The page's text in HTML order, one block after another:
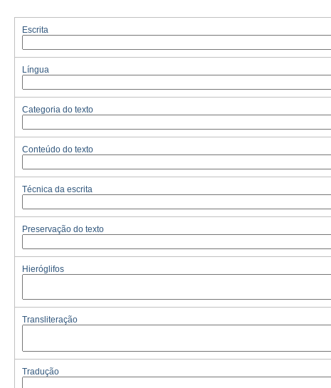
Escrita
Língua
Categoria do texto
Conteúdo do texto
Técnica da escrita
Preservação do texto
Hieróglifos
Transliteração
Tradução